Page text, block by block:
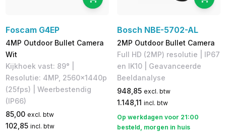
Foscam G4EP
4MP Outdoor Bullet Camera
Wit
Kijkhoek vast: 89° |
Resolutie: 4MP, 2560×1440p
(25fps) | Weerbestendig
(IP66)
85,00 excl. btw
102,85 incl. btw
Bosch NBE-5702-AL
2MP Outdoor Bullet Camera
Full HD (2MP) resolutie | IP67
en IK10 | Geavanceerde
Beeldanalyse
948,85 excl. btw
1.148,11 incl. btw
Op werkdagen voor 21:00
besteld, morgen in huis